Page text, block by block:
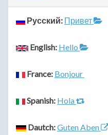
Русский: Привет
English: Hello
France: Bonjour
Spanish: Hola
Dautch:Guten Aben